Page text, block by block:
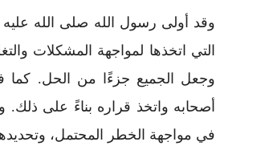
وقد أولى رسول الله صلى الله
التي اتخذها لمواجهة المشكلات
وجعل الجميع جزءًا من الحل.
أصحابه واتخذ قراره بناءً على ذلك.
في مواجهة الخطر المحتمل،